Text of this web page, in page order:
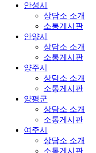
안성시
상담소 소개
소통게시판
안양시
상담소 소개
소통게시판
양주시
상담소 소개
소통게시판
양평군
상담소 소개
소통게시판
여주시
상담소 소개
소통게시판